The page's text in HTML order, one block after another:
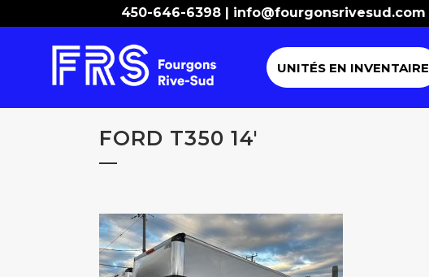
450-646-6398 | info@fourgonsrivesud.com
UNITÉS EN INVENTAIRE
FORD T350 14′